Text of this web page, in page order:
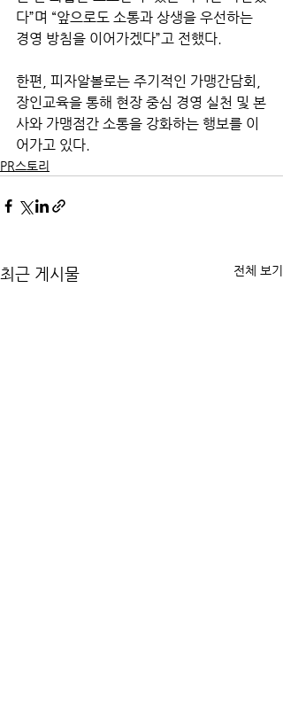
다”며 “앞으로도 소통과 상생을 우선하는
경영 방침을 이어가겠다”고 전했다.
한편, 피자알볼로는 주기적인 가맹간담회,
장인교육을 통해 현장 중심 경영 실천 및 본
사와 가맹점간 소통을 강화하는 행보를 이
어가고 있다.
PR스토리
최근 게시물 전체 보기